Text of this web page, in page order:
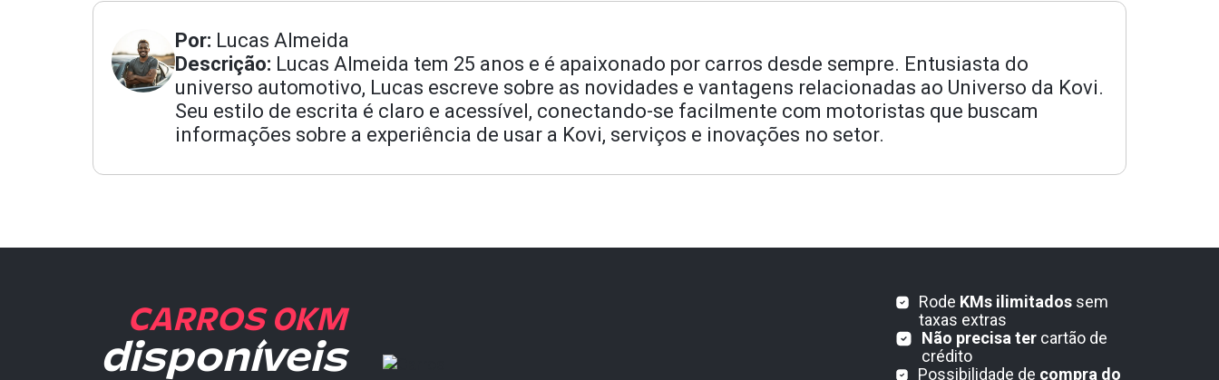
Por: Lucas Almeida
Descrição: Lucas Almeida tem 25 anos e é apaixonado por carros desde sempre. Entusiasta do
universo automotivo, Lucas escreve sobre as novidades e vantagens relacionadas ao Universo da Kovi.
Seu estilo de escrita é claro e acessível, conectando-se facilmente com motoristas que buscam
informações sobre a experiência de usar a Kovi, serviços e inovações no setor.
CARROS 0KM
disponíveis
Rode KMs ilimitados sem
taxas extras
Não precisa tercartão de
crédito
Possibilidade de compra do